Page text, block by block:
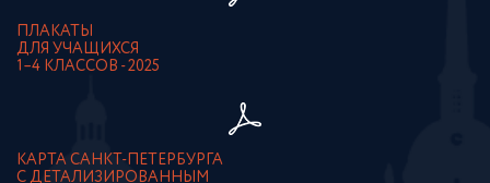
ПЛАКАТЫ
ДЛЯ УЧАЩИХСЯ
1–4 КЛАССОВ - 2025
КАРТА САНКТ-ПЕТЕРБУРГА
С ДЕТАЛИЗИРОВАННЫМ